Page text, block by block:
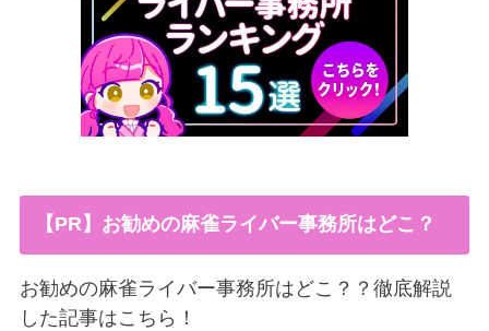
【PR】お勧めの麻雀ライバー事務所はどこ？
お勧めの麻雀ライバー事務所はどこ？？徹底解説
した記事はこちら！